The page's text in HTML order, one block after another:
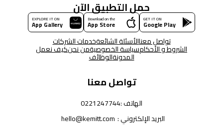
حمل التطبيق الآن
GET IT ON
Google Play
Download on the
App Store
EXPLORE IT ON
App Gallery
تواصل معناالأسئلة الشائعةخدمات الشركات
الشروط و الأحكامسياسة الخصوصيةمن نحنكيف نعمل
المدونةالوظائف
تواصل معنا
الهاتف :0221247744
البريد الإلكتروني : hello@kemitt.com